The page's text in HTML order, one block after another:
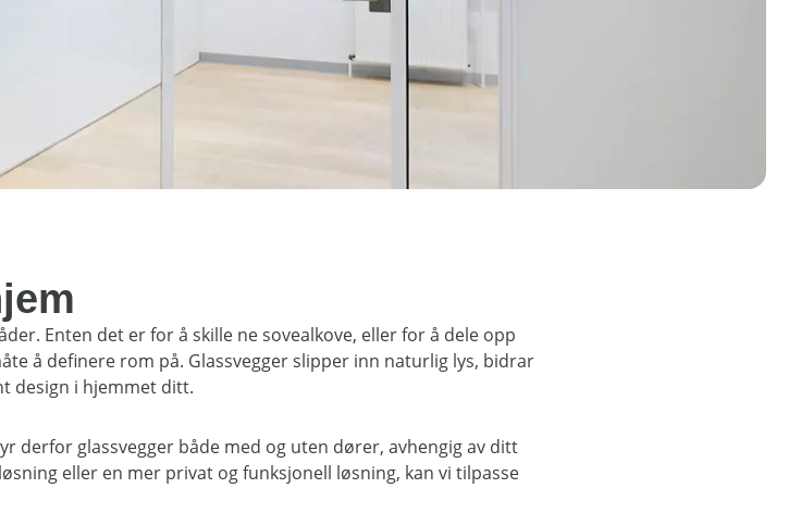
Enten det er for å skille ne sovealkove, eller for å dele opp
å definere rom på. Glassvegger slipper inn naturlig lys, bidrar
design i hjemmet ditt.
derfor glassvegger både med og uten dører, avhengig av ditt
eller en mer privat og funksjonell løsning, kan vi tilpasse